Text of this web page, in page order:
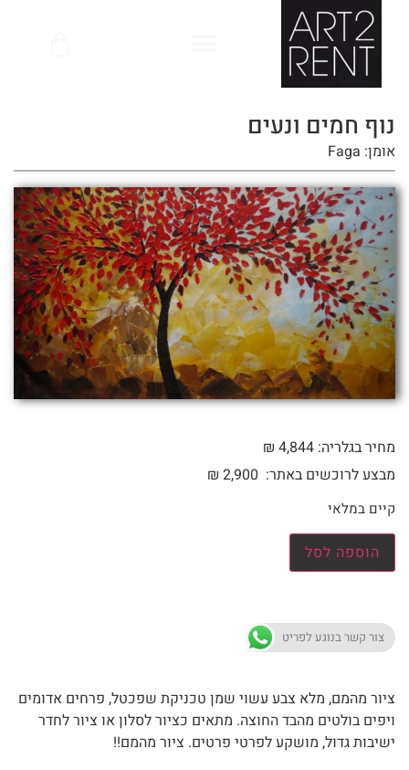
נוף חמים ונעים
אומן: Faga
מחיר בגלריה: 4,844 ₪
מבצע לרוכשים באתר:
₪ 2,900
קיים במלאי
הוספה לסל
צור קשר בנוגע לפריט
ציור מהמם, מלא צבע עשוי שמן טכניקת שפכטל, פרחים אדומים
ויפים בולטים מהבד החוצה. מתאים כציור לסלון או ציור לחדר
ישיבות גדול, מושקע לפרטי פרטים. ציור מהמם!!